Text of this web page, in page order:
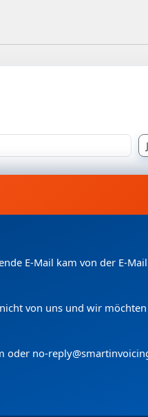
E-Mail kam von der E-
von uns und wir
oder no-